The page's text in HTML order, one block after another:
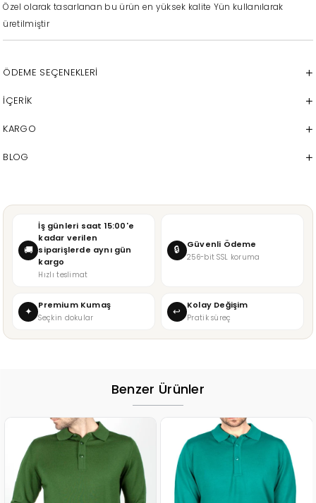
Özel olarak tasarlanan bu ürün en yüksek kalite Yün kullanılarak
üretilmiştir
ÖDEME SEÇENEKLERI
İÇERİK
KARGO
BLOG
🚚
İş günleri saat 15:00'e
kadar verilen
siparişlerde aynı gün
kargo
Hızlı teslimat
🔒 Güvenli Ödeme
256-bit SSL koruma
✦ Premium Kumaş
Seçkin dokular ↩ Kolay Değişim
Pratik süreç
Benzer Ürünler